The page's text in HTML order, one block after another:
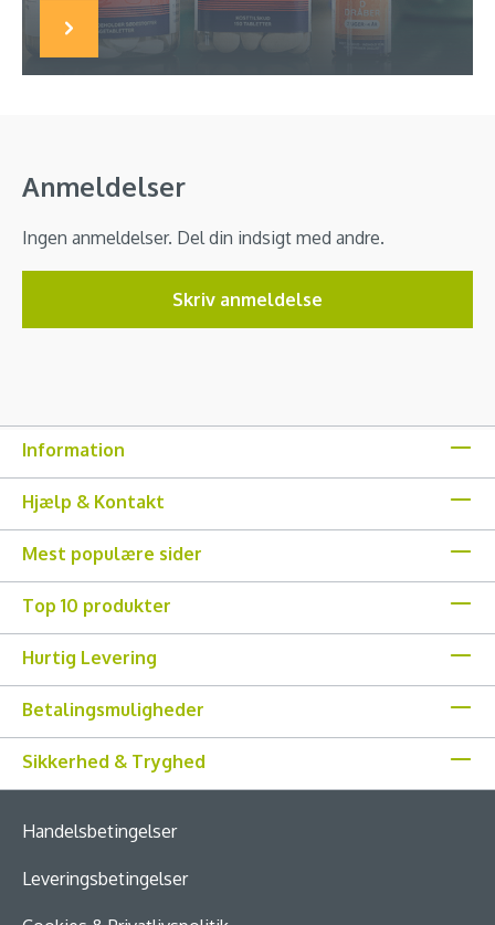
Anmeldelser
Ingen anmeldelser. Del din indsigt med andre.
Skriv anmeldelse
Information
Hjælp & Kontakt
Mest populære sider
Top 10 produkter
Hurtig Levering
Betalingsmuligheder
Sikkerhed & Tryghed
Handelsbetingelser
Leveringsbetingelser